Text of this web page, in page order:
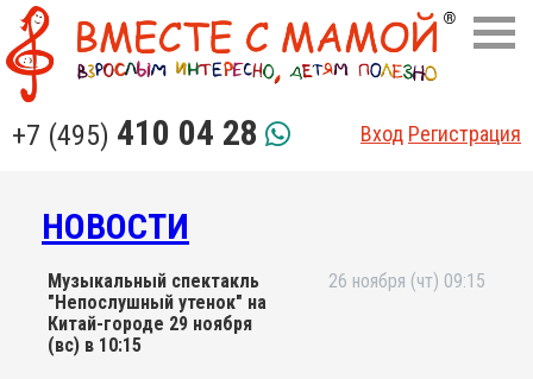
+7 (495) 410 04 28 Вход Регистрация
НОВОСТИ
Музыкальный спектакль
"Непослушный утенок" на
Китай-городе 29 ноября
(вс) в 10:15
26 ноября (чт) 09:15